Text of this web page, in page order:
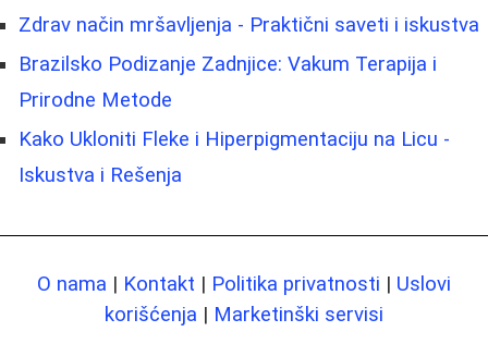
Zdrav način mršavljenja - Praktični saveti i iskustva
Brazilsko Podizanje Zadnjice: Vakum Terapija i
Prirodne Metode
Kako Ukloniti Fleke i Hiperpigmentaciju na Licu -
Iskustva i Rešenja
O nama | Kontakt | Politika privatnosti | Uslovi
korišćenja | Marketinški servisi